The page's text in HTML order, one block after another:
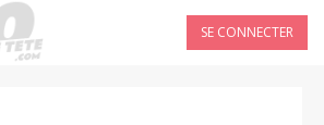
SE CONNECTER